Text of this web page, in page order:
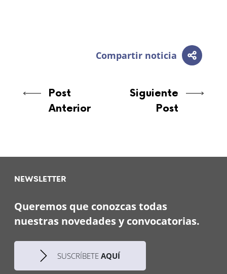
Compartir noticia
Post
Anterior
Siguiente
Post
NEWSLETTER
Queremos que conozcas todas
nuestras novedades y convocatorias.
SUSCRÍBETE AQUÍ